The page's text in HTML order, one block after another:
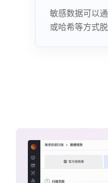
敏感数据可以
或哈希等方式脱